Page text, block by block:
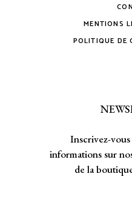
MENTIONS
POLITIQUE DE
Inscrivez-
informations sur
de la